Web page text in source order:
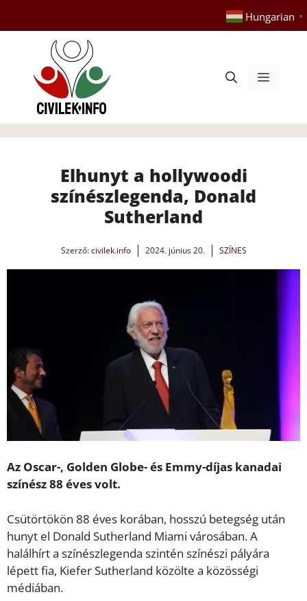
tartalomba
Hungarian ▼
Menü
Elhunyt a hollywoodi
színészlegenda, Donald
Sutherland
Szerző:civilek.info 2024. június 20. SZÍNES
Az Oscar-, Golden Globe- és Emmy-díjas kanadai
színész 88 éves volt.
Csütörtökön 88 éves korában, hosszú betegség után
hunyt el Donald Sutherland Miami városában. A
halálhírt a színészlegenda szintén színészi pályára
lépett fia, Kiefer Sutherland közölte a közösségi
médiában.